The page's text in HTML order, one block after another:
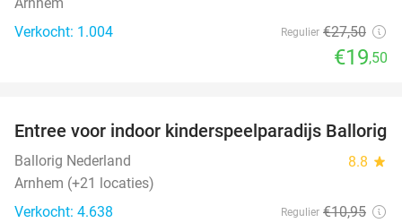
Verkocht: 1.004
Regulier €27,50
€19,50
32%
Entree voor indoor kinderspeelparadijs Ballorig
Ballorig Nederland 8.8 star
Arnhem (+21 locaties)
Verkocht: 4.638
Regulier €10,95